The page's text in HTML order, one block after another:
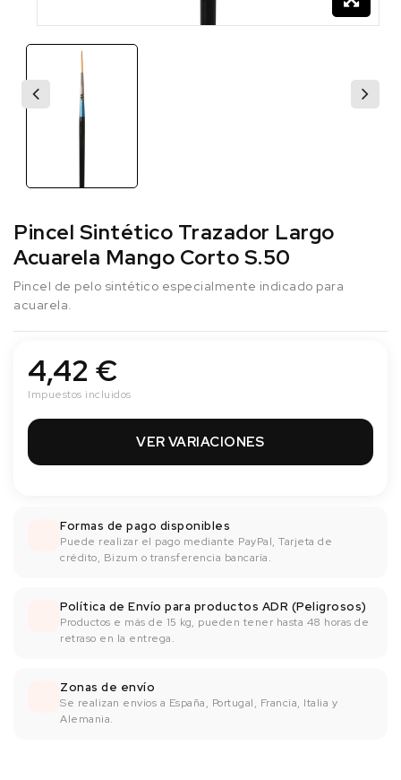
Pincel Sintético Trazador Largo
Acuarela Mango Corto S.50
Pincel de pelo sintético especialmente indicado para
acuarela.
4,42 €
Impuestos incluidos
VER VARIACIONES
Formas de pago disponibles
Puede realizar el pago mediante PayPal, Tarjeta de
crédito, Bizum o transferencia bancaría.
Política de Envío para productos ADR (Peligrosos)
Productos e más de 15 kg, pueden tener hasta 48 horas de
retraso en la entrega.
Zonas de envío
Se realizan envíos a España, Portugal, Francia, Italia y
Alemania.